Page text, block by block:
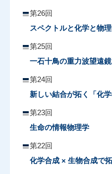
第26回
スペクトルと化学と物
第25回
一石十鳥の重力波望遠鏡
第24回
新しい結合が拓く「化学
第23回
生命の情報物理学
第22回
化学合成 × 生物合成で